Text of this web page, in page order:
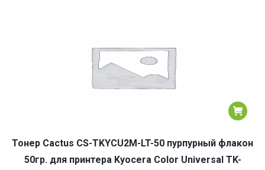
Тонер Cactus CS-TKYCU2M-LT-50 пурпурный флакон
50гр. для принтера Kyocera Color Universal TK-